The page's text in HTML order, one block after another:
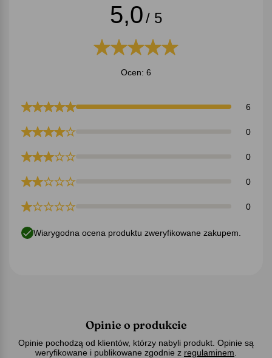
5,0/ 5
Ocen: 6
6
0
0
0
0
Wiarygodna ocena produktu zweryfikowane zakupem.
Opinie o produkcie
Opinie pochodzą od klientów, którzy nabyli produkt. Opinie są
weryfikowane i publikowane zgodnie z regulaminem